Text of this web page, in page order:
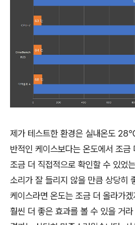
제가 테스트한 환경은 실내온도
반적인 케이스보다는 온도에서 조금
조금 더 직접적으로 확인할 수 있
소리가 잘 들리지 않을 만큼 상당히
케이스라면 온도는 조금 더 올라가
훨씬 더 좋은 효과를 볼 수 있을 거